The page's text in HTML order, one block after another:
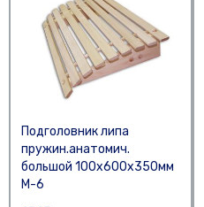
Подголовник липа
пружин.анатомич.
большой 100х600х350мм
М-6